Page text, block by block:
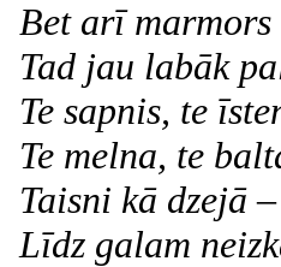
Bet arī marmors
Tad jau labāk
Te sapnis, te
Te melna, te
Taisni kā dzejā
Līdz galam